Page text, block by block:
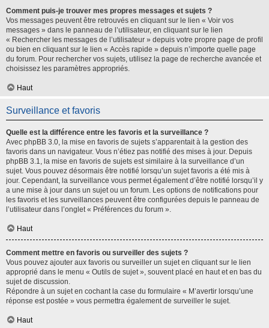
Comment puis-je trouver mes propres messages et sujets ?
Vos messages peuvent être retrouvés en cliquant sur le lien « Voir vos
messages » dans le panneau de l’utilisateur, en cliquant sur le lien
« Rechercher les messages de l’utilisateur » depuis votre propre page de profil
ou bien en cliquant sur le lien « Accès rapide » depuis n’importe quelle page
du forum. Pour rechercher vos sujets, utilisez la page de recherche avancée et
choisissez les paramètres appropriés.
Haut
Surveillance et favoris
Quelle est la différence entre les favoris et la surveillance ?
Avec phpBB 3.0, la mise en favoris de sujets s’apparentait à la gestion des
favoris dans un navigateur. Vous n’étiez pas notifié des mises à jour. Depuis
phpBB 3.1, la mise en favoris de sujets est similaire à la surveillance d’un
sujet. Vous pouvez désormais être notifié lorsqu’un sujet favoris a été mis à
jour. Cependant, la surveillance vous permet également d’être notifié lorsqu’il y
a une mise à jour dans un sujet ou un forum. Les options de notifications pour
les favoris et les surveillances peuvent être configurées depuis le panneau de
l’utilisateur dans l’onglet « Préférences du forum ».
Haut
Comment mettre en favoris ou surveiller des sujets ?
Vous pouvez ajouter aux favoris ou surveiller un sujet en cliquant sur le lien
approprié dans le menu « Outils de sujet », souvent placé en haut et en bas du
sujet de discussion.
Répondre à un sujet en cochant la case du formulaire « M’avertir lorsqu’une
réponse est postée » vous permettra également de surveiller le sujet.
Haut